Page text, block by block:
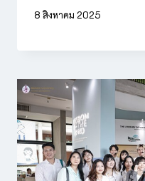
8 สิงหาคม 2025